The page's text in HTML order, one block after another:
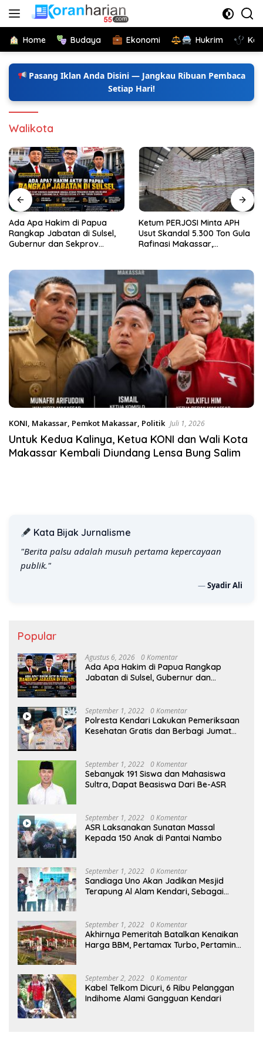
Langsung
Home Budaya Ekonomi Hukrim
Pasang Iklan Anda Disini — Jangkau Ribuan Pembaca
Setiap Hari!
Walikota
Ada Apa Hakim di Papua
Rangkap Jabatan di Sulsel,
Gubernur dan Sekprov
Ketum PERJOSI Minta APH
Usut Skandal 5.300 Ton Gula
Rafinasi Makassar,
KONI, Makassar, Pemkot Makassar, Politik Juli 1, 2026
Untuk Kedua Kalinya, Ketua KONI dan Wali Kota
Makassar Kembali Diundang Lensa Bung Salim
Kata Bijak Jurnalisme
"Wartawan hebat bukan yang cepat menulis, tapi yang
tajam menganalisis."
—Syadir Ali
Popular
Agustus 6, 2026 0 Komentar
Ada Apa Hakim di Papua Rangkap
Jabatan di Sulsel, Gubernur dan
September 1, 2022 0 Komentar
Polresta Kendari Lakukan Pemeriksaan
Kesehatan Gratis dan Berbagi Jumat
September 1, 2022 0 Komentar
Sebanyak 191 Siswa dan Mahasiswa
Sultra, Dapat Beasiswa Dari Be-ASR
September 1, 2022 0 Komentar
ASR Laksanakan Sunatan Massal
Kepada 150 Anak di Pantai Nambo
September 1, 2022 0 Komentar
Sandiaga Uno Akan Jadikan Mesjid
Terapung Al Alam Kendari, Sebagai
September 1, 2022 0 Komentar
Akhirnya Pemeritah Batalkan Kenaikan
Harga BBM, Pertamax Turbo, Pertamina
September 2, 2022 0 Komentar
Kabel Telkom Dicuri, 6 Ribu Pelanggan
Indihome Alami Gangguan Kendari